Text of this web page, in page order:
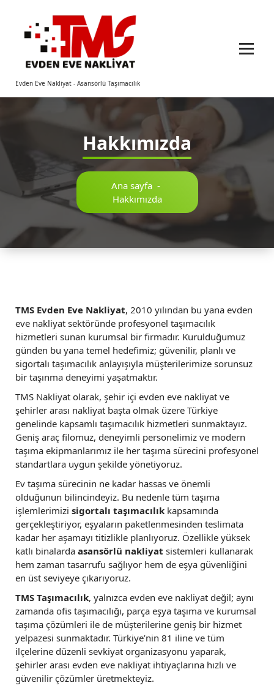
Evden Eve Nakliyat - Asansörlü Taşımacılık
Hakkımızda
Ana sayfa -
Hakkımızda
TMS Evden Eve Nakliyat, 2010 yılından bu yana evden
eve nakliyat sektöründe profesyonel taşımacılık
hizmetleri sunan kurumsal bir firmadır. Kurulduğumuz
günden bu yana temel hedefimiz; güvenilir, planlı ve
sigortalı taşımacılık anlayışıyla müşterilerimize sorunsuz
bir taşınma deneyimi yaşatmaktır.
TMS Nakliyat olarak, şehir içi evden eve nakliyat ve
şehirler arası nakliyat başta olmak üzere Türkiye
genelinde kapsamlı taşımacılık hizmetleri sunmaktayız.
Geniş araç filomuz, deneyimli personelimiz ve modern
taşıma ekipmanlarımız ile her taşıma sürecini profesyonel
standartlara uygun şekilde yönetiyoruz.
Ev taşıma sürecinin ne kadar hassas ve önemli
olduğunun bilincindeyiz. Bu nedenle tüm taşıma
işlemlerimizi sigortalı taşımacılık kapsamında
gerçekleştiriyor, eşyaların paketlenmesinden teslimata
kadar her aşamayı titizlikle planlıyoruz. Özellikle yüksek
katlı binalarda asansörlü nakliyat sistemleri kullanarak
hem zaman tasarrufu sağlıyor hem de eşya güvenliğini
en üst seviyeye çıkarıyoruz.
TMS Taşımacılık, yalnızca evden eve nakliyat değil; aynı
zamanda ofis taşımacılığı, parça eşya taşıma ve kurumsal
taşıma çözümleri ile de müşterilerine geniş bir hizmet
yelpazesi sunmaktadır. Türkiye’nin 81 iline ve tüm
ilçelerine düzenli sevkiyat organizasyonu yaparak,
şehirler arası evden eve nakliyat ihtiyaçlarına hızlı ve
güvenilir çözümler üretmekteyiz.